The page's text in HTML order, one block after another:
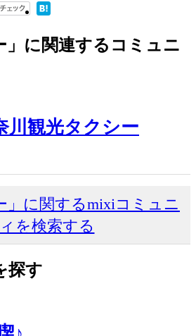
」に関連するコミュニ
川観光タクシー
」に関するmixiコミュニ
を検索する
探す